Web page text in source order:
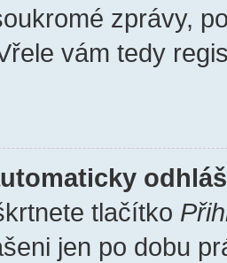
zprávy,
vám tedy
tlačítko
jen po dobu